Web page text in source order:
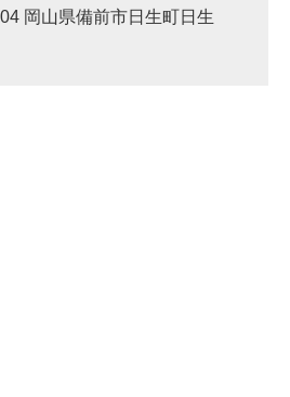
岡山県備前市日生町日生